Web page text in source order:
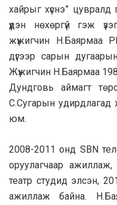
хайрыг хүснэ” цувралд
үүдэн нөхөргүй гэж
жүжигчин Н.Баярмаа
дүгээр сарын
Жүжигчин Н.Баярмаа
Дундговь аймагт
С.Сугарын удирдлагад
юм.
2008-2011 онд SBN
оруулагчаар
театр студид элсэн,
ажиллаж байна.